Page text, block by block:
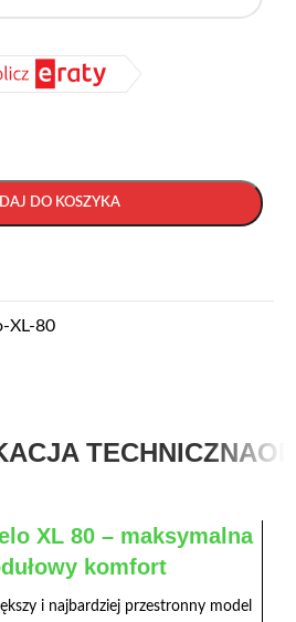
DO KOSZYKA
XL-80
TECHNICZNA
XL 80 – maksymalna
komfort
i najbardziej przestronny model